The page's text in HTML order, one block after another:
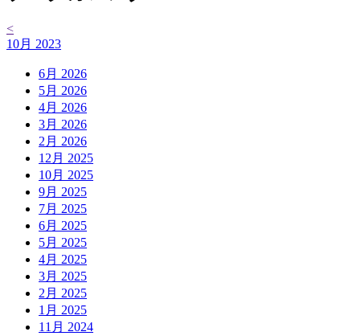
<
10月 2023
6月 2026
5月 2026
4月 2026
3月 2026
2月 2026
12月 2025
10月 2025
9月 2025
7月 2025
6月 2025
5月 2025
4月 2025
3月 2025
2月 2025
1月 2025
11月 2024